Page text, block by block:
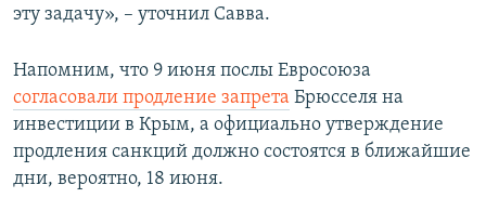
эту задачу», – уточнил Савва.
Напомним, что 9 июня послы Евросоюза
согласовали продление запрета Брюсселя на
инвестиции в Крым, а официально утверждение
продления санкций должно состоятся в ближайшие
дни, вероятно, 18 июня.